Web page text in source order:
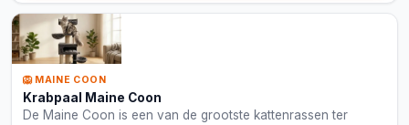
🦁 MAINE COON
Krabpaal Maine Coon
De Maine Coon is een van de grootste kattenrassen ter